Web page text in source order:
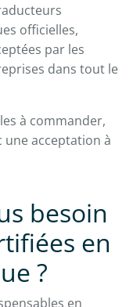
officielles,
par les
dans tout le
à commander,
une acceptation à
besoin
en
?
en